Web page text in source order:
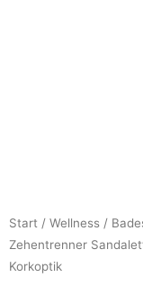
Start / Wellness /
Zehentrenner
Korkoptik